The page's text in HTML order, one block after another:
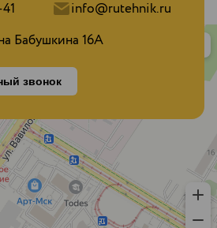
info@rutehnik.ru
Бабушкина 16А
звонок